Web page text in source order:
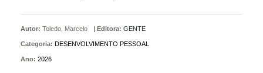
Autor: Toledo, Marcelo | Editora: GENTE
Categoria: DESENVOLVIMENTO PESSOAL
Ano: 2026